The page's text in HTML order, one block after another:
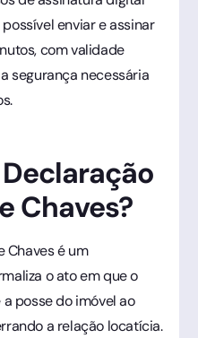
enviar e assinar
com validade
segurança necessária
Chaves?
Chaves é um
o ato em que o
posse do imóvel ao
a relação locatícia.